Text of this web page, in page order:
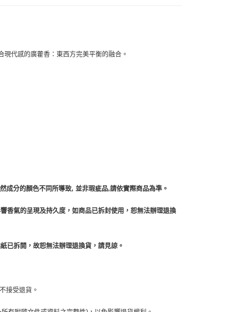
代感的廣藿香：東西方完美平衡的融合。
分的顏色不同所導致, 並非瑕疵品,請依實際商品為準。
香氣的呈現及持久度，如商品已拆封使用，恕無法辦理退換
已拆開，故恕無法辦理退換貨，請見諒。
接受退貨。